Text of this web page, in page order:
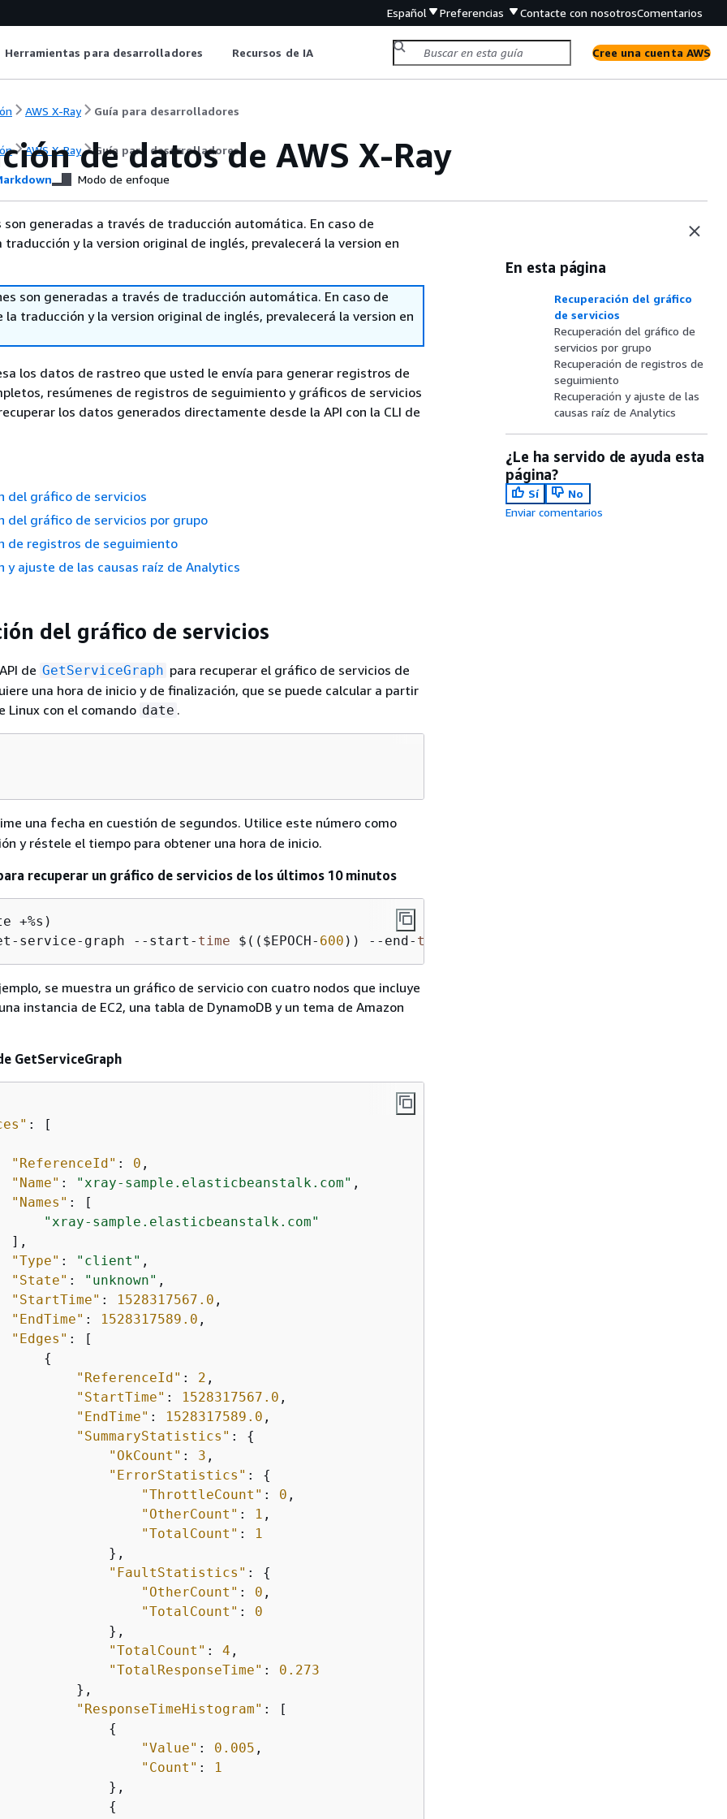
Español Preferencias Contacte con nosotrosComentarios
Herramientas para desarrolladores Recursos de IA Cree una cuenta AWS
AWS X-Ray Guía para desarrolladores
AWS X-Ray Guía para desarrolladores
de datos de AWS X-Ray
Modo de enfoque
son generadas a través de traducción automática. En caso de
y la version original de inglés, prevalecerá la version en
son generadas a través de traducción automática. En caso de
traducción y la version original de inglés, prevalecerá la version en
los datos de rastreo que usted le envía para generar registros de
resúmenes de registros de seguimiento y gráficos de servicios
los datos generados directamente desde la API con la CLI de
del gráfico de servicios
del gráfico de servicios por grupo
de registros de seguimiento
y ajuste de las causas raíz de Analytics
del gráfico de servicios
de GetServiceGraph para recuperar el gráfico de servicios de
una hora de inicio y de finalización, que se puede calcular a partir
Linux con el comando date .
una fecha en cuestión de segundos. Utilice este número como
y réstele el tiempo para obtener una hora de inicio.
recuperar un gráfico de servicios de los últimos 10 minutos
+%s)
service-graph --start- time $(($EPOCH- 600 )) --end- time
se muestra un gráfico de servicio con cuatro nodos que incluye
instancia de EC2, una tabla de DynamoDB y un tema de Amazon
GetServiceGraph
: [
"ReferenceId" : 0 ,
"Name" : "xray-sample.elasticbeanstalk.com" ,
"Names" : [
"xray-sample.elasticbeanstalk.com"
],
"Type" : "client" ,
"State" : "unknown" ,
"StartTime" : 1528317567.0 ,
"EndTime" : 1528317589.0 ,
"Edges" : [
{
"ReferenceId" : 2 ,
"StartTime" : 1528317567.0 ,
"EndTime" : 1528317589.0 ,
"SummaryStatistics" : {
"OkCount" : 3 ,
"ErrorStatistics" : {
"ThrottleCount" : 0 ,
"OtherCount" : 1 ,
"TotalCount" :
1
},
"FaultStatistics" : {
"OtherCount" : 0 ,
"TotalCount" : 0
},
"TotalCount" : 4 ,
"TotalResponseTime" : 0.273
},
"ResponseTimeHistogram" : [
{
"Value" : 0.005 ,
"Count" :
1
},
{
En esta página
Recuperación del gráfico
de servicios
Recuperación del gráfico de
servicios por grupo
Recuperación de registros de
seguimiento
Recuperación y ajuste de las
causas raíz de Analytics
¿Le ha servido de ayuda esta
página?
Sí
No
Enviar comentarios